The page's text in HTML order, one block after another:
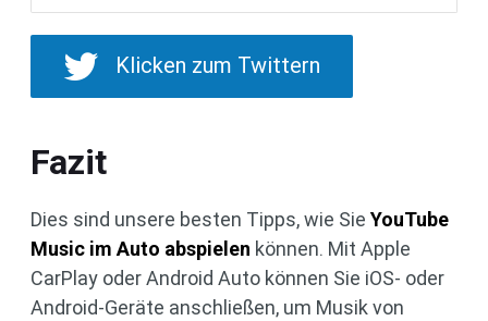
Klicken zum Twittern
Fazit
Dies sind unsere besten Tipps, wie Sie YouTube
Music im Auto abspielen können. Mit Apple
CarPlay oder Android Auto können Sie iOS- oder
Android-Geräte anschließen, um Musik von